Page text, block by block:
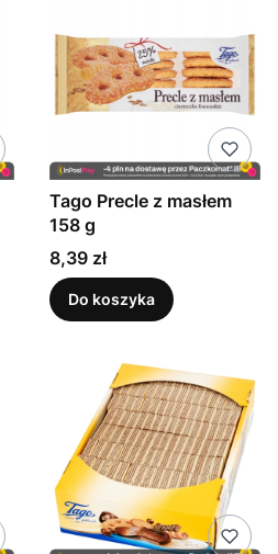
Tago Precle z masłem
158 g
Cena
8,39 zł
Do koszyka